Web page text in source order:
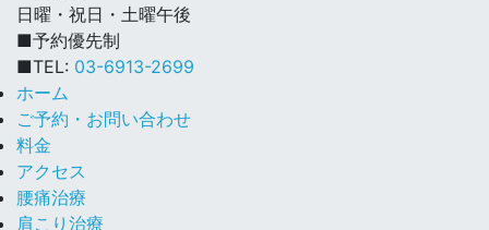
日曜・祝日・土曜午後
■予約優先制
■TEL: 03-6913-2699
ホーム
ご予約・お問い合わせ
料金
アクセス
腰痛治療
肩こり治療